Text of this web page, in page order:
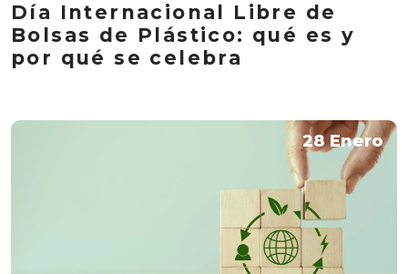
Día Internacional Libre de
Bolsas de Plástico: qué es y
por qué se celebra
28 Enero